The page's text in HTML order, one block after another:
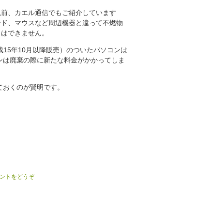
、カエル通信でもご紹介しています
、マウスなど周辺機器と違って不燃物
できません。
15年10月以降販売）のついたパソコンは
廃棄の際に新たな料金がかかってしま
くのが賢明です。
トをどうぞ